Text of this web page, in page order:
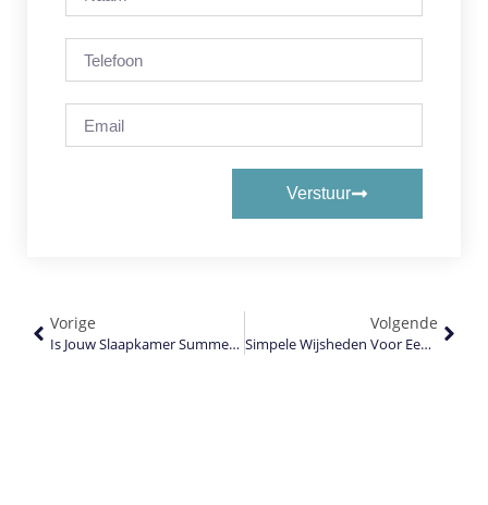
Verstuur
Vorige
Is Jouw Slaapkamer Summerproof?
Volgende
Simpele Wijsheden Voor Een Gezonde Nachtrust